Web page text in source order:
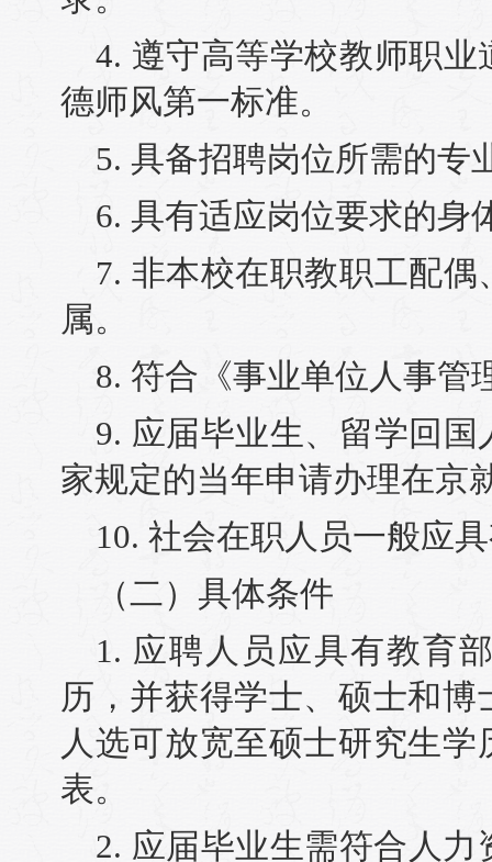
4. 遵守高等学校教师职
德师风第一标准。
5. 具备招聘岗位所需的专
6. 具有适应岗位要求的身
7. 非本校在职教职工配
属。
8. 符合《事业单位人事管
9. 应届毕业生、留学回
家规定的当年申请办理在京
10. 社会在职人员一般应
（二）具体条件
1. 应聘人员应具有教育
历，并获得学士、硕士和
人选可放宽至硕士研究生
表。
2. 应届毕业生需符合人